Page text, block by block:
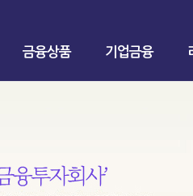
금융상품 기업금융